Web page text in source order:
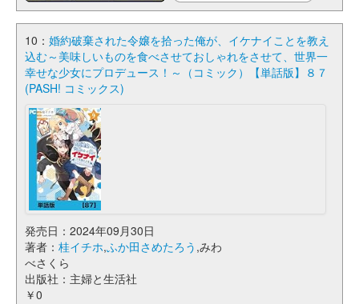
10： 婚約破棄された令嬢を拾った俺が、イケナイことを教え
込む～美味しいものを食べさせておしゃれをさせて、世界一
幸せな少女にプロデュース！～（コミック）【単話版】８７
(PASH! コミックス)
発売日：2024年09月30日
著者： 桂イチホ,ふか田さめたろう ,みわ
べさくら
出版社：主婦と生活社
￥0